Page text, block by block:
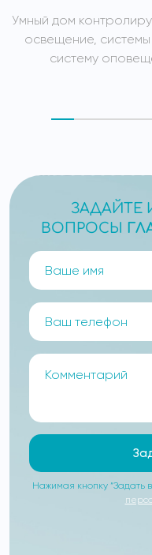
Умный дом
освещение,
систему
ЗАДАЙТЕ
ВОПРОСЫ